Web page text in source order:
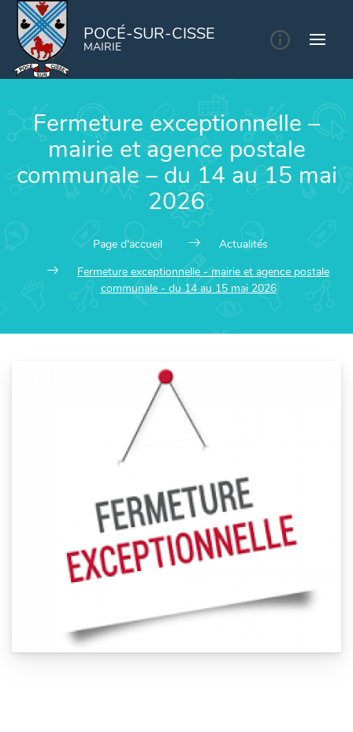
POCÉ-SUR-CISSE
MAIRIE
Fermeture exceptionnelle –
mairie et agence postale
communale – du 14 au 15 mai
2026
Page d'accueil
Actualités
Fermeture exceptionnelle - mairie et agence postale
communale - du 14 au 15 mai 2026